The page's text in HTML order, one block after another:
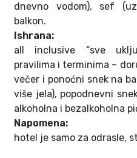
dnevno vodom), sef
balkon.
Ishrana:
all inclusive “sve
pravilima i terminima –
večer i ponoćni snek na
više jela), popodnevni
alkoholna i bezalkoholna
Napomena:
hotel je samo za odrasle,